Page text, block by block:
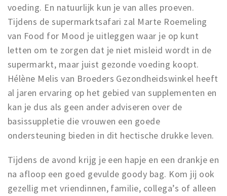
voeding. En natuurlijk kun je van alles proeven.
Tijdens de supermarktsafari zal Marte Roemeling
van Food for Mood je uitleggen waar je op kunt
letten om te zorgen dat je niet misleid wordt in de
supermarkt, maar juist gezonde voeding koopt.
Hélène Melis van Broeders Gezondheidswinkel heeft
al jaren ervaring op het gebied van supplementen en
kan je dus als geen ander adviseren over de
basissuppletie die vrouwen een goede
ondersteuning bieden in dit hectische drukke leven.
Tijdens de avond krijg je een hapje en een drankje en
na afloop een goed gevulde goody bag. Kom jij ook
gezellig met vriendinnen, familie, collega’s of alleen